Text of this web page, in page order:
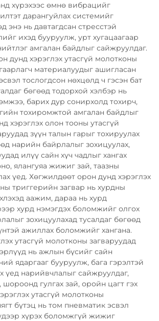
хүрэхээс өмнө вибрацийг
дарангуйлах системийг
энэ нь давтагдсан стресстэй
ихэд бууруулж, урт хугацаагаар
амгалан байдлыг сайжруулдаг.
дунд хэрэглэх утасгүй молотконы
материалуудыг ашигласан
тослогдсон нөхцөлд ч гэсэн бат
бөгөөд тодорхой хэлбэр нь
барих дур сонирхолд тохирч,
тохиромжтой амгалан байдлыг
хэрэглэх олон тооны утасгүй
зүүн талын гарыг тохируулах
нарийн байрлалыг зохицуулах,
илүү сайн хүч чадлыг хангах
ялангуяа жижиг зай, таазны
үед. Хөгжилдөөт орон дунд хэрэглэх
триггерийн загвар нь хурдны
аажим, дараа нь хурд
хурд нэмэгдэх боломжийг олгох
зохицуулахад тусалдаг бөгөөд
ажиллах боломжийг хангана.
утасгүй молотконы загваруудад
нь ажлын бүсийг сайн
ядаргааг бууруулж, бага гэрэлтэй
үед нарийвчлалыг сайжруулдаг,
гулгах зай, оройн цагт гэх
утасгүй молотконы
бүтэц нь том пневматик эсвэл
хүрэх боломжгүй жижиг